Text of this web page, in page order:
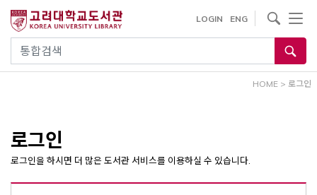
건
통합검색
LOGIN ENG
사이트내 검색
HOME > 로그인
로그인
로그인을 하시면 더 많은 도서관 서비스를 이용하실 수 있습니다.